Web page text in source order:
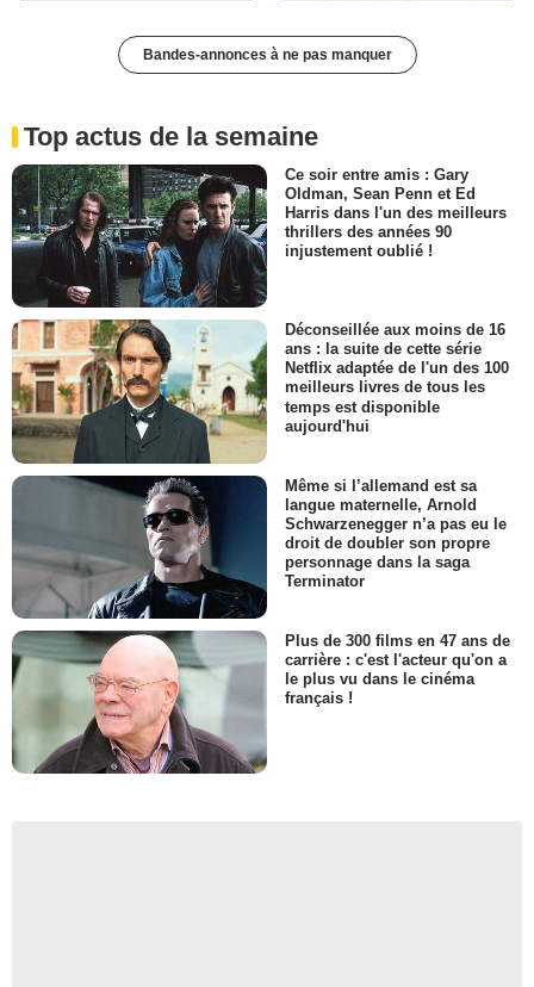
Bandes-annonces à ne pas manquer
Top actus de la semaine
Ce soir entre amis : Gary
Oldman, Sean Penn et Ed
Harris dans l'un des meilleurs
thrillers des années 90
injustement oublié !
Déconseillée aux moins de 16
ans : la suite de cette série
Netflix adaptée de l'un des 100
meilleurs livres de tous les
temps est disponible
aujourd'hui
Même si l’allemand est sa
langue maternelle, Arnold
Schwarzenegger n’a pas eu le
droit de doubler son propre
personnage dans la saga
Terminator
Plus de 300 films en 47 ans de
carrière : c'est l'acteur qu'on a
le plus vu dans le cinéma
français !